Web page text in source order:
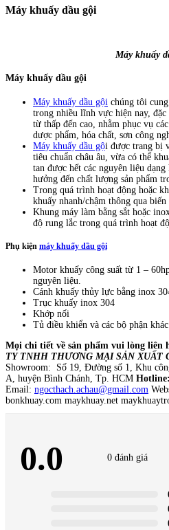
Máy khuấy dầu gội
Máy khuấy
Máy khuấy dầu gội
Máy khuấy dầu gội chúng tôi
trong nhiều lĩnh vực hiện nay,
từ thấp đến cao, nhằm phục vụ
dược phẩm, hóa chất, sơn công
Máy khuấy dầu gội được trang bị
tiêu chuẩn châu âu, vừa có thể
tan được hết các nguyên liệu
hưởng đến chất lượng sản phẩm
Trong quá trình hoạt động hoặc
khuấy nhanh/chậm thông qua biến
Khung máy làm bằng sắt hoặc
độ rung lắc trong quá trình hoạt
Phụ kiện máy khuấy dầu gội
Motor khuấy công suất từ 1 –
nguyên liệu.
Cánh khuấy thủy lực bằng inox
Trục khuấy inox 304
Khớp nối
Tủ điều khiển và các bộ phận khác.
Mọi chi tiết về sản phẩm vui lòng liên
TY TNHH THƯƠNG MẠI SẢN XUẤT
Showroom: Số 19, Đường số 1, Khu
A, huyện Bình Chánh, Tp. HCM
Email: ngocthach.achau@gmail.com
bonkhuay.com maykhuay.net
0.0 0 đánh giá